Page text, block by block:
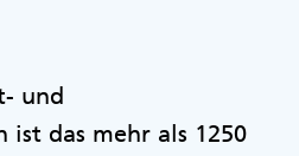
und
das mehr als 1250